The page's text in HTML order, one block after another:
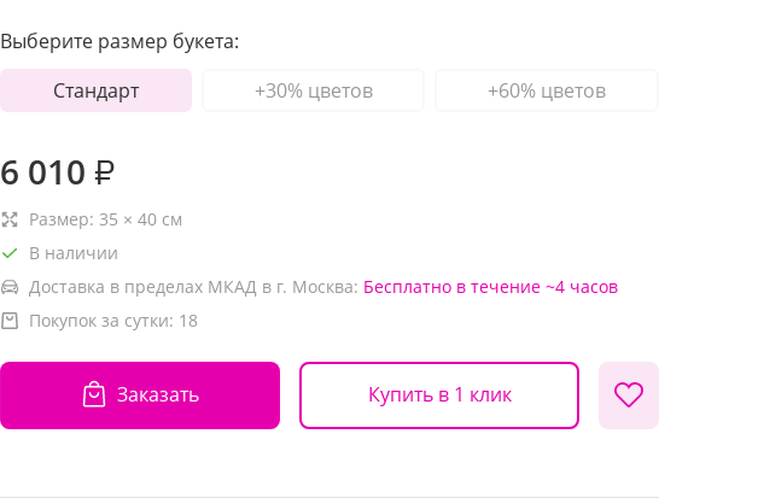
Выберите размер букета:
Стандарт
+30% цветов +60% цветов
6 010 ₽
Размер: 35 × 40 см
В наличии
Доставка в пределах МКАД в г. Москва: Бесплатно в течение ~4 часов
Покупок за сутки: 18
Заказать Купить в 1 клик